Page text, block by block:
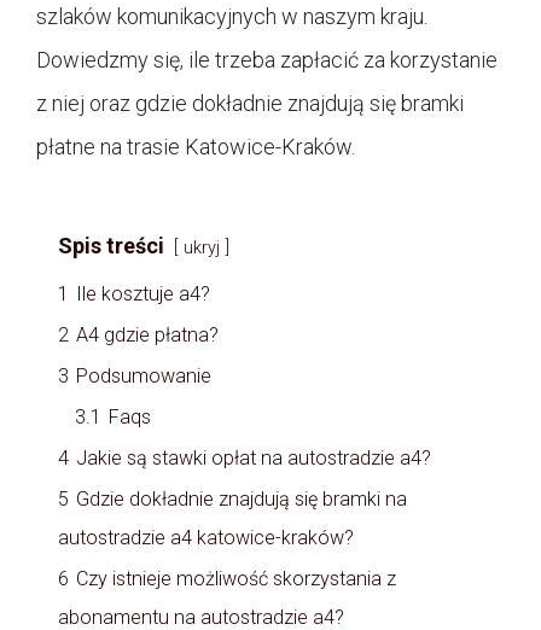
szlaków komunikacyjnych w naszym kraju.
Dowiedzmy się, ile trzeba zapłacić za korzystanie
z niej oraz gdzie dokładnie znajdują się bramki
płatne na trasie Katowice-Kraków.
Spis treści ukryj
1
Ile kosztuje a4?
2 A4 gdzie płatna?
3 Podsumowanie
3.1 Faqs
4 Jakie są stawki opłat na autostradzie a4?
5 Gdzie dokładnie znajdują się bramki na
autostradzie a4 katowice-kraków?
6 Czy istnieje możliwość skorzystania z
abonamentu na autostradzie a4?